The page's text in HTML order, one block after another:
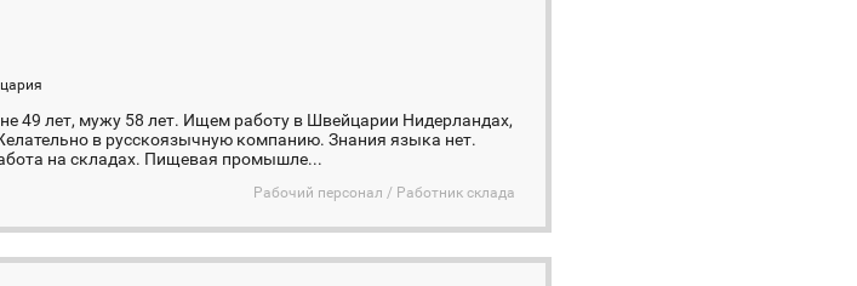
49 лет, мужу 58 лет. Ищем работу в Швейцарии Нидерландах,
в русскоязычную компанию. Знания языка нет.
на складах. Пищевая промышле...
Рабочий персонал / Работник склада